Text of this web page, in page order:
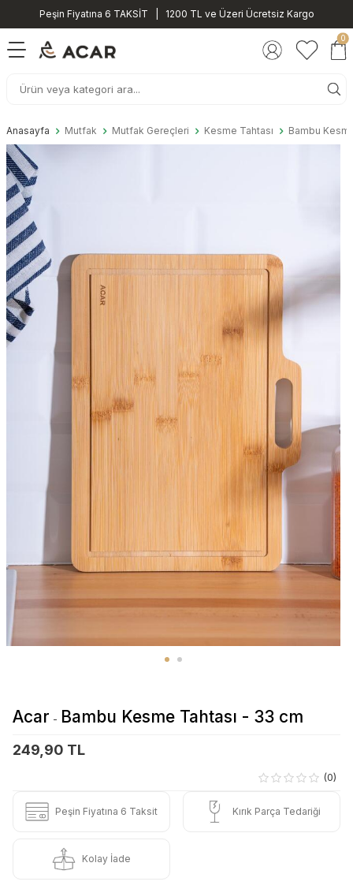
Peşin Fiyatına 6 TAKSİT | 1200 TL ve Üzeri Ücretsiz Kargo
0
Anasayfa Mutfak Mutfak Gereçleri Kesme Tahtası Bambu
Acar - Bambu Kesme Tahtası - 33 cm
249,90 TL
(0)
Peşin Fiyatına 6 Taksit Kırık Parça Tedariği
Kolay İade